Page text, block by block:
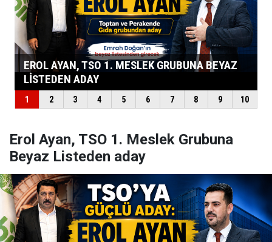
Erol Ayan, TSO 1. Meslek Grubuna
Beyaz Listeden aday